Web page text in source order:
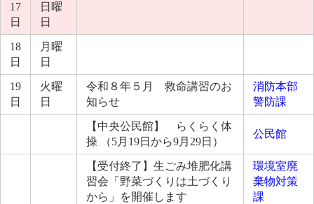
17
日
日曜
日
18
日
月曜
日
19
日
火曜
日
令和８年５月 救命講習のお
知らせ
消防本部
警防課
【中央公民館】 らくらく体
操 （5月19日から9月29日）
公民館
【受付終了】生ごみ堆肥化講
習会「野菜づくりは土づくり
から」を開催します
環境室廃
棄物対策
課